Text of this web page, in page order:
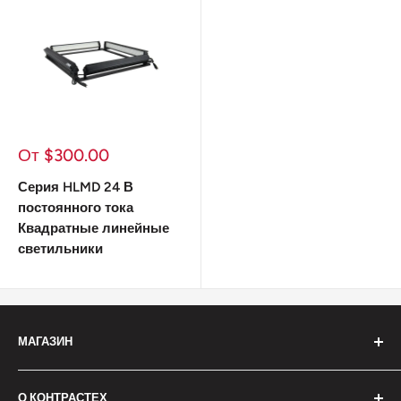
Цена
От $300.00
Серия HLMD 24 В
постоянного тока
Квадратные линейные
светильники
МАГАЗИН
О КОНТРАСТЕХ